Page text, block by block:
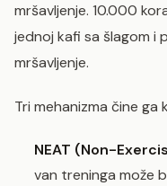
mršavljenje. 10.000
jednoj kafi sa šlagom i
mršavljenje.
Tri mehanizma čine ga
NEAT (Non-
van treninga može